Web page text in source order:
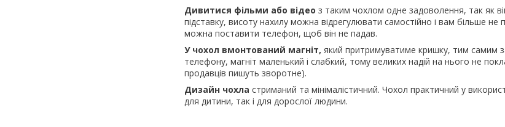
Дивитися фільми або відео з таким чохлом одне задоволення, так як
підставку, висоту нахилу можна відрегулювати самостійно і вам більше не
можна поставити телефон, щоб він не падав.
У чохол вмонтований магніт, який притримуватиме кришку, тим самим
телефону, магніт маленький і слабкий, тому великих надій на нього не
продавців пишуть зворотне).
Дизайн чохла стриманий та мінімалістичний. Чохол практичний у
для дитини, так і для дорослої людини.